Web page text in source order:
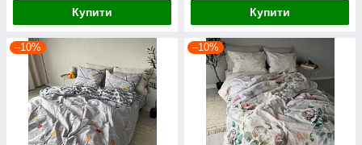
Купити Купити
–10% –10%